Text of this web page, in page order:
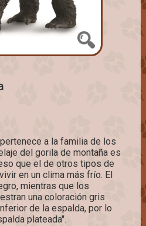
a la familia de los
del gorila de montaña es
que el de otros tipos de
en un clima más frío. El
mientras que los
una coloración gris
de la espalda, por lo
plateada".